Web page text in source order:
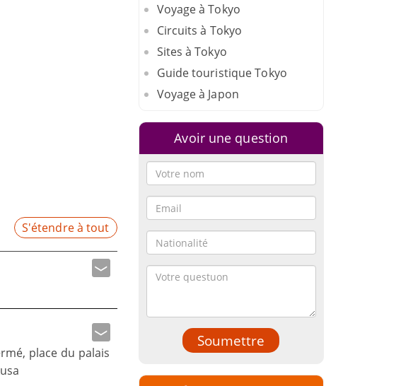
S'étendre à tout
place du palais
Voyage à Tokyo
Circuits à Tokyo
Sites à Tokyo
Guide touristique Tokyo
Voyage à Japon
Avoir une question
Soumettre